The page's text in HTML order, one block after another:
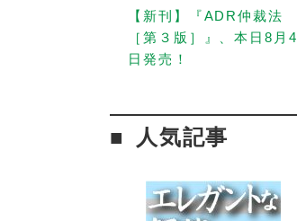
【新刊】『ADR仲裁法
［第３版］』、本日8月4
日発売！
人気記事